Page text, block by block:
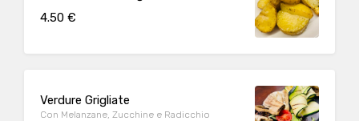
4.50 €
Verdure Grigliate
Con Melanzane, Zucchine e Radicchio